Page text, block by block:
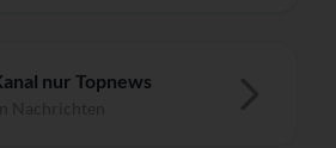
nur Topnews